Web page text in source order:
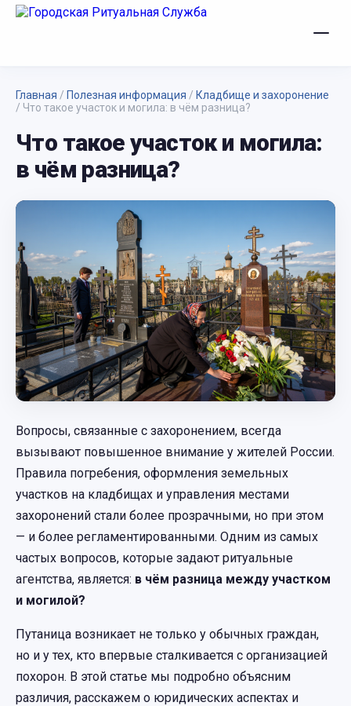
Главная / Полезная информация / Кладбище и захоронение
/ Что такое участок и могила: в чём разница?
Что такое участок и могила:
в чём разница?
Вопросы, связанные с захоронением, всегда
вызывают повышенное внимание у жителей России.
Правила погребения, оформления земельных
участков на кладбищах и управления местами
захоронений стали более прозрачными, но при этом
— и более регламентированными. Одним из самых
частых вопросов, которые задают ритуальные
агентства, является: в чём разница между участком
и могилой?
Путаница возникает не только у обычных граждан,
но и у тех, кто впервые сталкивается с организацией
похорон. В этой статье мы подробно объясним
различия, расскажем о юридических аспектах и